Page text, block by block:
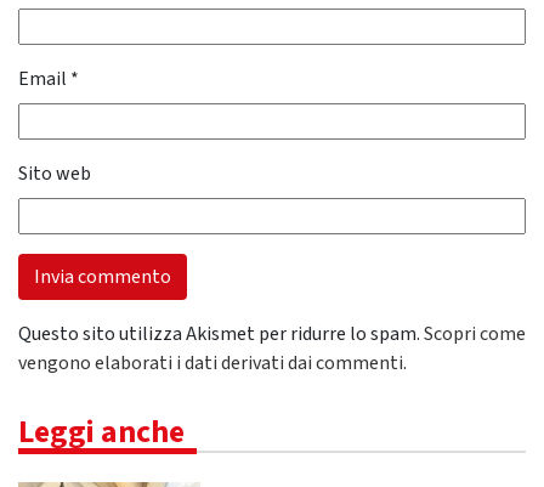
Email *
Sito web
Questo sito utilizza Akismet per ridurre lo spam.Scopri come
vengono elaborati i dati derivati dai commenti.
Leggi anche